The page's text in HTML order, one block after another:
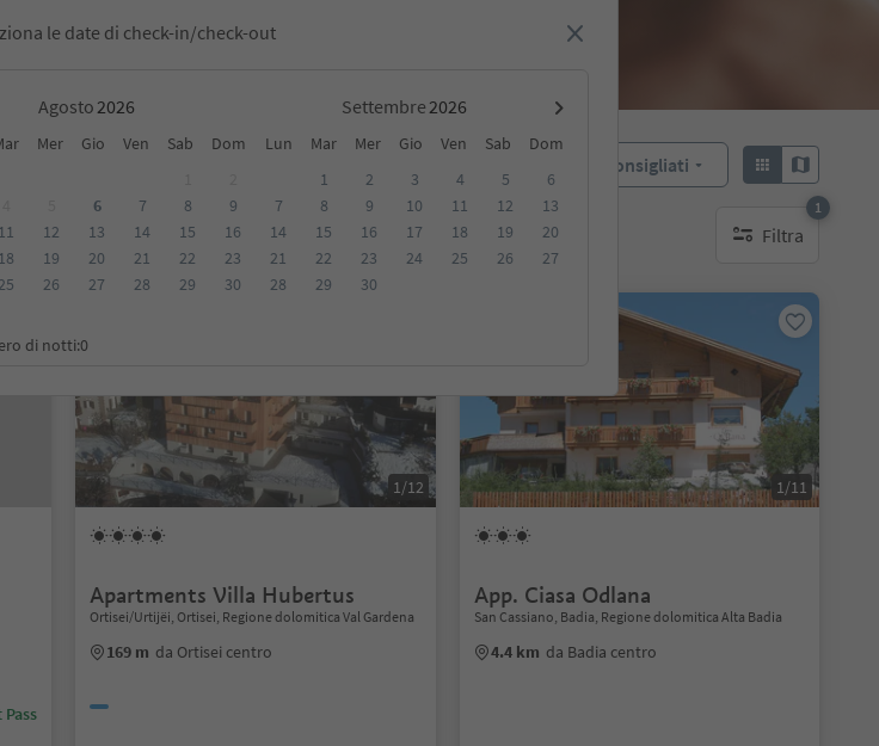
le date di check-in/check-out
Agosto Settembre
Mer Gio Ven Sab Dom Lun Mar Mer Gio Ven Sab
Dom
6 7 8
9
11 12 13 14 15
16
18 19 20 21 22
23
25 26 27 28 29
30
1 2 3 4 5
6
7
8 9 10 11 12
13
14
15 16 17 18 19
20
21
22 23 24 25 26
27
28
29 30
di notti:0
Consigliati
Categoria Trattamento Alloggi sostenibili Filtra
1
1 filtro attivo
1/12
Apartments Villa Hubertus
Ortisei/Urtijëi, Ortisei, Regione dolomitica Val Gardena
169 m da Ortisei centro
1/11
App. Ciasa Odlana
San Cassiano, Badia, Regione dolomitica Alta Badia
4.4 km da Badia centro